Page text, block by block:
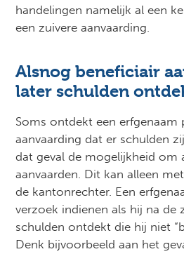
handelingen namelijk al een
een zuivere aanvaarding.
Alsnog beneficiair
later schulden
Soms ontdekt een erfgenaam
aanvaarding dat er schulden
dat geval de mogelijkheid om
aanvaarden. Dit kan alleen
de kantonrechter. Een
verzoek indienen als hij na de
schulden ontdekt die hij niet
Denk bijvoorbeeld aan het